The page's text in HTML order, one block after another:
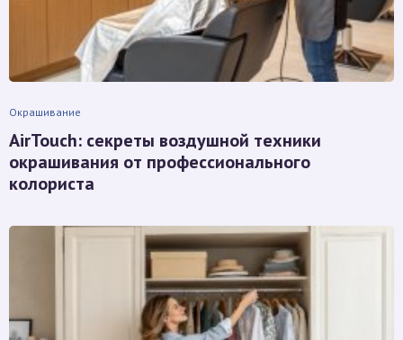
Окрашивание
AirTouch: секреты воздушной техники
окрашивания от профессионального
колориста